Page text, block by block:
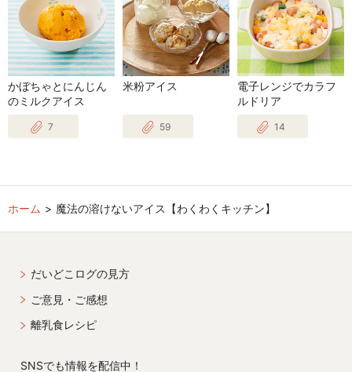
かぼちゃとにんじん
のミルクアイス
7
米粉アイス
59
電子レンジでカラフ
ルドリア
14
ホーム 魔法の溶けないアイス【わくわくキッチン】
だいどこログの見方
ご意見・ご感想
離乳食レシピ
SNSでも情報を配信中！